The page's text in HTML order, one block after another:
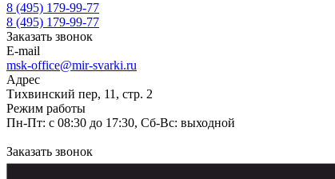
8 (495) 179-99-77
8 (495) 179-99-77
Заказать звонок
E-mail
msk-office@mir-svarki.ru
Адрес
Тихвинский пер, 11, стр. 2
Режим работы
Пн-Пт: с 08:30 до 17:30, Сб-Вс: выходной
Заказать звонок